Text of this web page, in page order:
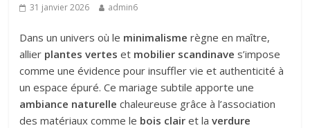
31 janvier 2026 admin6
Dans un univers où le minimalisme règne en maître,
allier plantes vertes et mobilier scandinave s’impose
comme une évidence pour insuffler vie et authenticité à
un espace épuré. Ce mariage subtile apporte une
ambiance naturelle chaleureuse grâce à l’association
des matériaux comme le bois clair et laverdure